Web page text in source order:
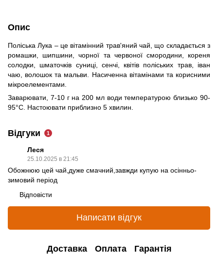
Опис
Поліська Лука – це вітамінний трав'яний чай, що складається з
ромашки, шипшини, чорної та червоної смородини, кореня
солодки, шматочків суниці, сенчі, квітів поліських трав, іван
чаю, волошок та мальви. Насиченна вітамінами та корисними
мікроелементами.
Заварювати, 7-10 г на 200 мл води температурою близько 90-
95°С. Настоювати приблизно 5 хвилин.
Відгуки 1
Леся
25.10.2025 в 21:45
Обожнюю цей чай,дуже смачний,завжди купую на осінньо-
зимовий період
Відповісти
Написати відгук
Доставка Оплата Гарантія